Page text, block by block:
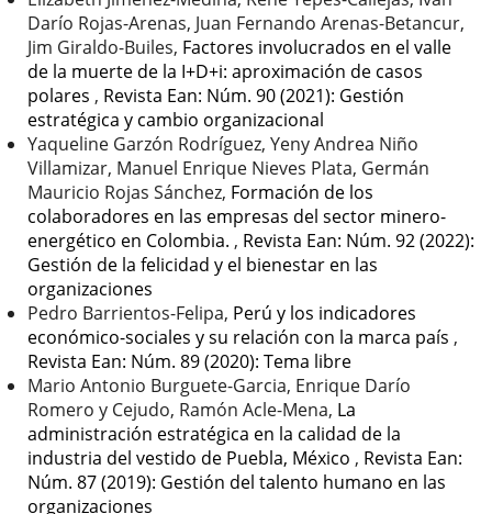
Darío Rojas-Arenas, Juan Fernando Arenas-Betancur,
Jim Giraldo-Builes, Factores involucrados en el valle
de la muerte de la I+D+i: aproximación de casos
polares , Revista Ean: Núm. 90 (2021): Gestión
estratégica y cambio organizacional
Yaqueline Garzón Rodríguez, Yeny Andrea Niño
Villamizar, Manuel Enrique Nieves Plata, Germán
Mauricio Rojas Sánchez, Formación de los
colaboradores en las empresas del sector minero-
energético en Colombia. , Revista Ean: Núm. 92 (2022):
Gestión de la felicidad y el bienestar en las
organizaciones
Pedro Barrientos-Felipa, Perú y los indicadores
económico-sociales y su relación con la marca país ,
Revista Ean: Núm. 89 (2020): Tema libre
Mario Antonio Burguete-Garcia, Enrique Darío
Romero y Cejudo, Ramón Acle-Mena, La
administración estratégica en la calidad de la
industria del vestido de Puebla, México , Revista Ean:
Núm. 87 (2019): Gestión del talento humano en las
organizaciones